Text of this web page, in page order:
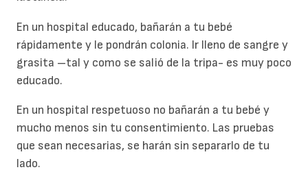
En un hospital educado, bañarán a tu bebé
rápidamente y le pondrán colonia. Ir lleno de sangre y
grasita –tal y como se salió de la tripa- es muy poco
educado.
En un hospital respetuoso no bañarán a tu bebé y
mucho menos sin tu consentimiento. Las pruebas
que sean necesarias, se harán sin separarlo de tu
lado.